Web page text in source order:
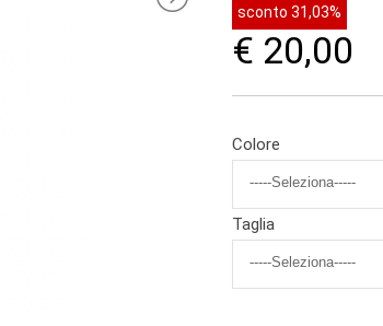
sconto 31,03%
€ 20,00
Colore
Taglia